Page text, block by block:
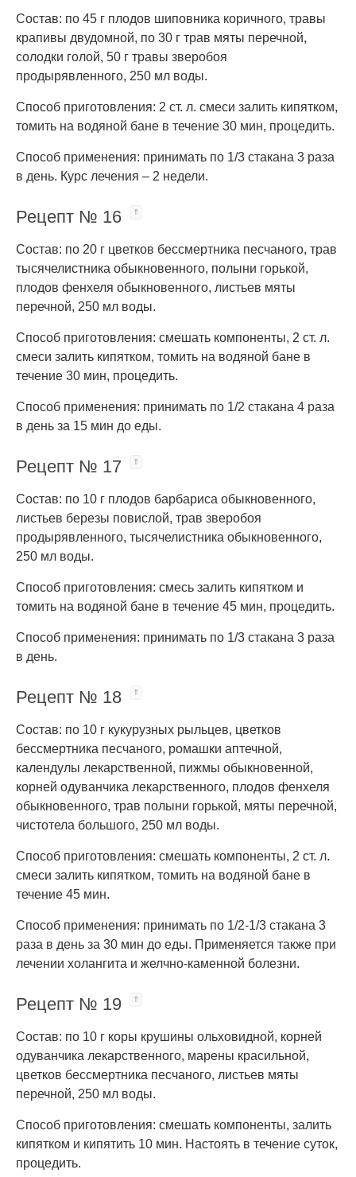
Состав: по 45 г плодов шиповника коричного, травы
крапивы двудомной, по 30 г трав мяты перечной,
солодки голой, 50 г травы зверобоя
продырявленного, 250 мл воды.
Способ приготовления: 2 ст. л. смеси залить кипятком,
томить на водяной бане в течение 30 мин, процедить.
Способ применения: принимать по 1/3 стакана 3 раза
в день. Курс лечения – 2 недели.
Рецепт № 16
Состав: по 20 г цветков бессмертника песчаного, трав
тысячелистника обыкновенного, полыни горькой,
плодов фенхеля обыкновенного, листьев мяты
перечной, 250 мл воды.
Способ приготовления: смешать компоненты, 2 ст. л.
смеси залить кипятком, томить на водяной бане в
течение 30 мин, процедить.
Способ применения: принимать по 1/2 стакана 4 раза
в день за 15 мин до еды.
Рецепт № 17
Состав: по 10 г плодов барбариса обыкновенного,
листьев березы повислой, трав зверобоя
продырявленного, тысячелистника обыкновенного,
250 мл воды.
Способ приготовления: смесь залить кипятком и
томить на водяной бане в течение 45 мин, процедить.
Способ применения: принимать по 1/3 стакана 3 раза
в день.
Рецепт № 18
Состав: по 10 г кукурузных рыльцев, цветков
бессмертника песчаного, ромашки аптечной,
календулы лекарственной, пижмы обыкновенной,
корней одуванчика лекарственного, плодов фенхеля
обыкновенного, трав полыни горькой, мяты перечной,
чистотела большого, 250 мл воды.
Способ приготовления: смешать компоненты, 2 ст. л.
смеси залить кипятком, томить на водяной бане в
течение 45 мин.
Способ применения: принимать по 1/2-1/3 стакана 3
раза в день за 30 мин до еды. Применяется также при
лечении холангита и желчно-каменной болезни.
Рецепт № 19
Состав: по 10 г коры крушины ольховидной, корней
одуванчика лекарственного, марены красильной,
цветков бессмертника песчаного, листьев мяты
перечной, 250 мл воды.
Способ приготовления: смешать компоненты, залить
кипятком и кипятить 10 мин. Настоять в течение суток,
процедить.